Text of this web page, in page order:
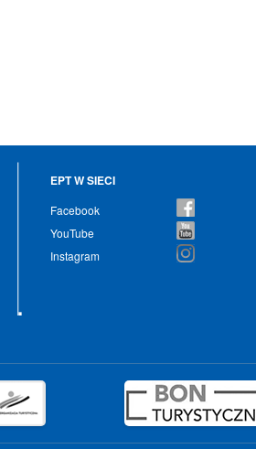
EPT W SIECI
Facebook
YouTube
Instagram